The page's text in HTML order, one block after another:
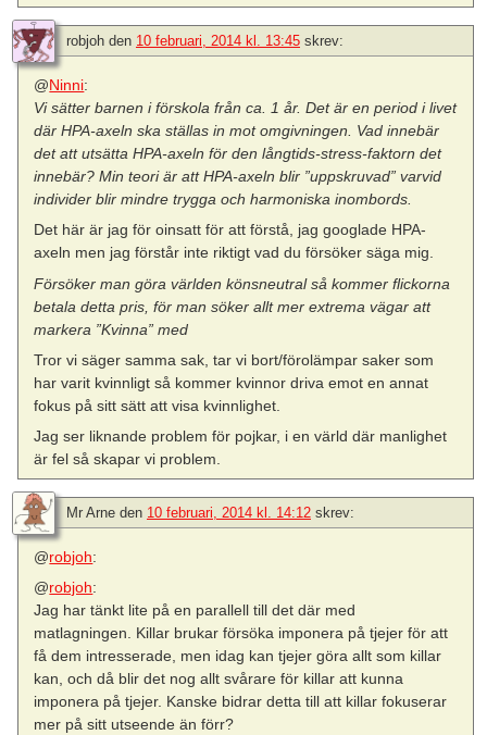
robjoh den 10 februari, 2014 kl. 13:45 skrev:
@Ninni:
Vi sätter barnen i förskola från ca. 1 år. Det är en period i livet
där HPA-axeln ska ställas in mot omgivningen. Vad innebär
det att utsätta HPA-axeln för den långtids-stress-faktorn det
innebär? Min teori är att HPA-axeln blir ”uppskruvad” varvid
individer blir mindre trygga och harmoniska inombords.
Det här är jag för oinsatt för att förstå, jag googlade HPA-
axeln men jag förstår inte riktigt vad du försöker säga mig.
Försöker man göra världen könsneutral så kommer flickorna
betala detta pris, för man söker allt mer extrema vägar att
markera ”Kvinna” med
Tror vi säger samma sak, tar vi bort/förolämpar saker som
har varit kvinnligt så kommer kvinnor driva emot en annat
fokus på sitt sätt att visa kvinnlighet.
Jag ser liknande problem för pojkar, i en värld där manlighet
är fel så skapar vi problem.
Mr Arne den 10 februari, 2014 kl. 14:12 skrev:
@robjoh:
@robjoh:
Jag har tänkt lite på en parallell till det där med
matlagningen. Killar brukar försöka imponera på tjejer för att
få dem intresserade, men idag kan tjejer göra allt som killar
kan, och då blir det nog allt svårare för killar att kunna
imponera på tjejer. Kanske bidrar detta till att killar fokuserar
mer på sitt utseende än förr?